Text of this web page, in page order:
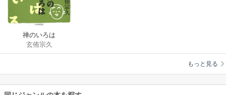
禅のいろは
玄侑宗久
もっと見る